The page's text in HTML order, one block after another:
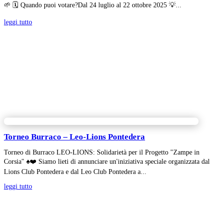
🌱 🗓 Quando puoi votare?Dal 24 luglio al 22 ottobre 2025 💡...
leggi tutto
Torneo Burraco – Leo-Lions Pontedera
Torneo di Burraco LEO-LIONS: Solidarietà per il Progetto "Zampe in
Corsia" ♠️❤️ Siamo lieti di annunciare un'iniziativa speciale organizzata dal
Lions Club Pontedera e dal Leo Club Pontedera a...
leggi tutto